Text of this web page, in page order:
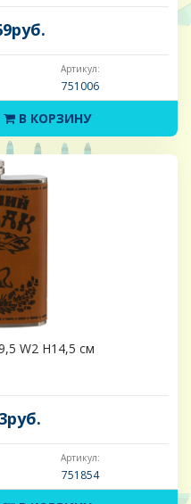
Артикул:
751006
В КОРЗИНУ
W2 H14,5 см
Артикул:
751854